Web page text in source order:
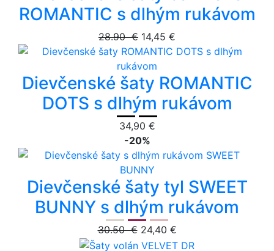
ROMANTIC s dlhým rukávom
28.90 € 14,45 €
Dievčenské šaty ROMANTIC
DOTS s dlhým rukávom
34,90 €
-20%
Dievčenské šaty tyl SWEET
BUNNY s dlhým rukávom
30.50 € 24,40 €